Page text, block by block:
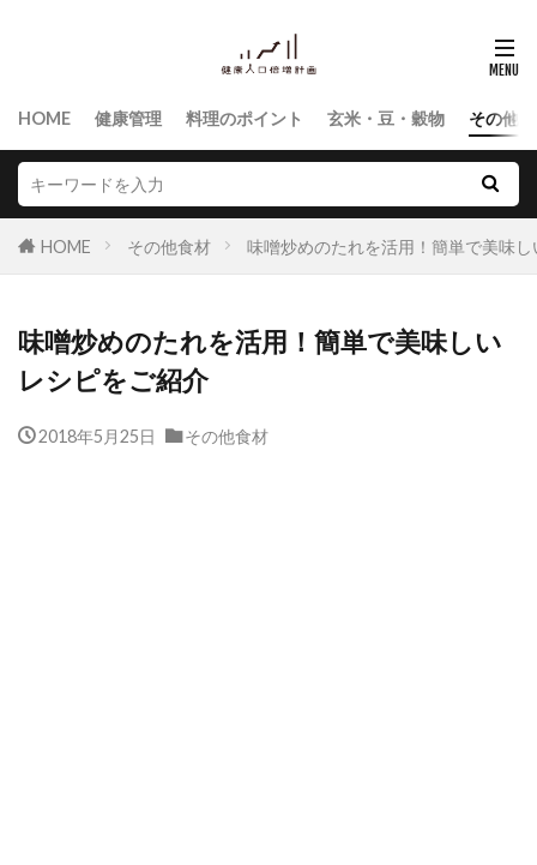
HOME 健康管理 料理のポイント 玄米・豆・穀物 その他
HOME その他食材 味噌炒めのたれを活用！簡単で美味
味噌炒めのたれを活用！簡単で美味しい
レシピをご紹介
2018年5月25日 その他食材